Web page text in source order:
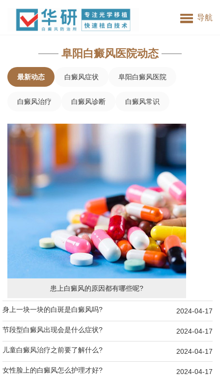
阜阳白癜风医院
导航
阜阳白癜风医院动态
最新动态 白癜风症状 阜阳白癜风医院
白癜风治疗 白癜风诊断 白癜风常识
患上白癜风的原因都有哪些呢?
身上一块一块的白斑是白癜风吗? 2024-04-17
节段型白癜风出现会是什么症状? 2024-04-17
儿童白癜风治疗之前要了解什么? 2024-04-17
女性脸上的白癜风怎么护理才好? 2024-04-17